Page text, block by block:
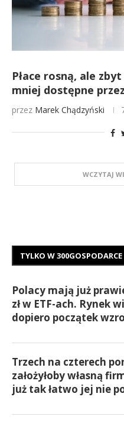
Płace rosną, ale
mniej dostępne
przez Marek Chądzyński
WCZYTAJ
TYLKO W 300GOSPODARCE
Polacy mają już
zł w ETF-ach. Rynek
dopiero początek
Trzech na czterech
założyłoby własną
już tak łatwo jej nie